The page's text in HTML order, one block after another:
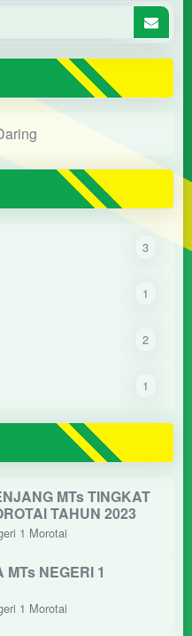
3
1
2
1
MTs TINGKAT
TAHUN 2023
1 Morotai
NEGERI 1
1 Morotai